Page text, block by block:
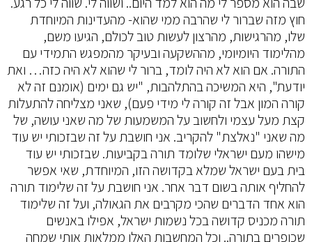
חוץ מזה שברור לי שהרבה ממי שהוא- מהעדינות המיוחדת
שלו, מהרגישות, מהרצון לעשות טוב לכולם, הגיעו משם,
מהלימוד היומיומי, מההשקעה ובעיקר מהמפגש התמידי עם
התורה. אם הוא לא היה לומד, ברור לי שהוא לא היה כזה… ואת
יודעת", היא המשיכה בהתלהבות, "יש גם ימים (אומנם זה לא
קורה המון אבל זה קורה לי מידי פעם), שאני מצליחה להתעלות
קצת מעל עצמי ולחשוב על המשמעות של מה שאני עושה, של
מה שאני "נאלצת" להקריב. אני חושבת על זה שבזכותי יש עוד
מישהו מעם ישראלי שלומד תורה בקביעות. שבזכותי יש עוד
בית בעם ישראל שמלא בקדושה הזו, המיוחדת, שאי אפשר
להחליף אותה בשום דבר אחר. אני חושבת על זה שלימוד תורה
הוא אחד הדברים שהכי מקרבים את הגאולה, ועל זה שלימוד
תורה מכניס קדושה בכל נשמות ישראל, אפילו באנשים
שכופרים בתורה.. וכל המחשבות האלו ממלאות אותי שמחה